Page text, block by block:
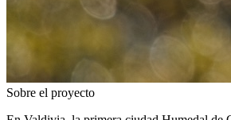
Sobre el proyecto